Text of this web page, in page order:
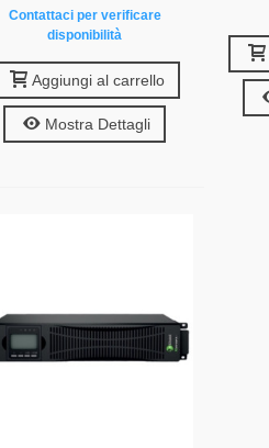
Contattaci per verificare
disponibilità
Aggiungi al carrello
Mostra Dettagli